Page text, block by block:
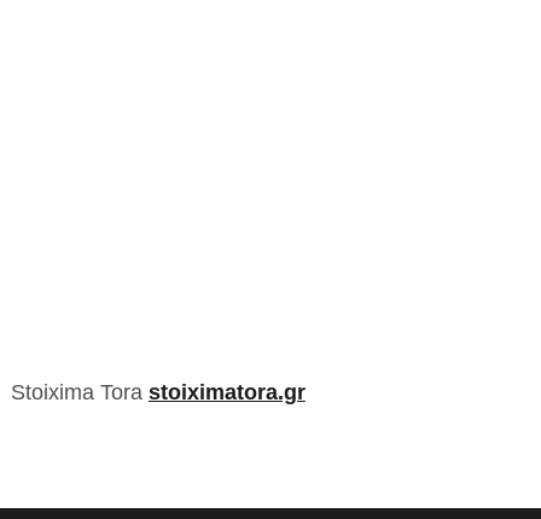
Stoixima Tora stoiximatora.gr